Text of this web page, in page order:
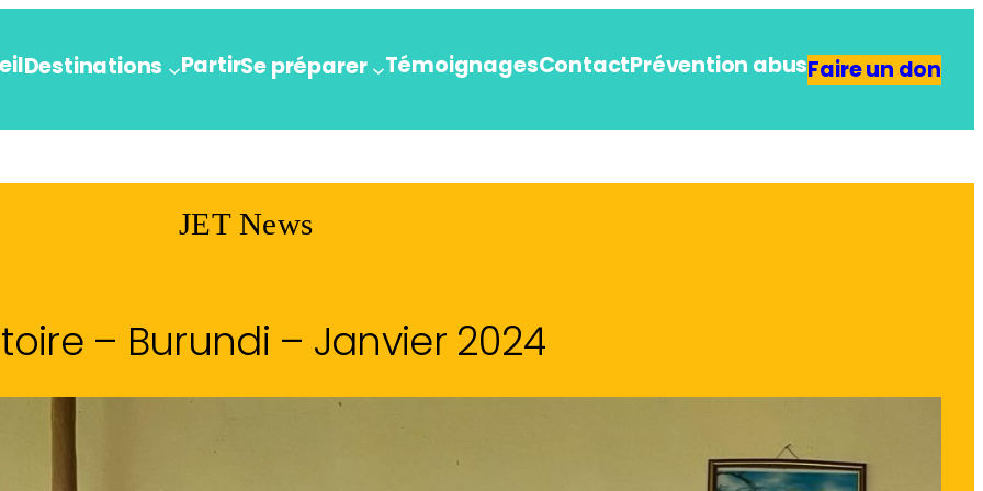
Destinations PartirSe préparer TémoignagesContactPrévention abusFaire un don
JET News
– Burundi – Janvier 2024